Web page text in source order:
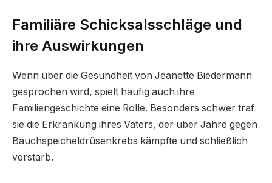
Familiäre Schicksalsschläge und
ihre Auswirkungen
Wenn über die Gesundheit von Jeanette Biedermann
gesprochen wird, spielt häufig auch ihre
Familiengeschichte eine Rolle. Besonders schwer traf
sie die Erkrankung ihres Vaters, der über Jahre gegen
Bauchspeicheldrüsenkrebs kämpfte und schließlich
verstarb.